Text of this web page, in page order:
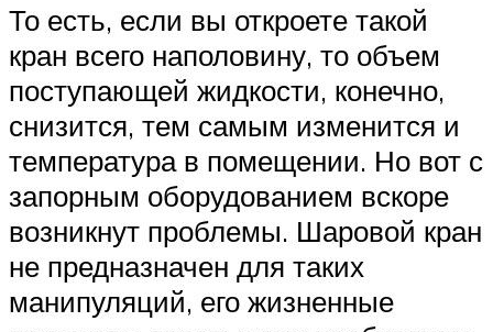
То есть, если вы откроете такой
кран всего наполовину, то объем
поступающей жидкости, конечно,
снизится, тем самым изменится и
температура в помещении. Но вот с
запорным оборудованием вскоре
возникнут проблемы. Шаровой кран
не предназначен для таких
манипуляций, его жизненные